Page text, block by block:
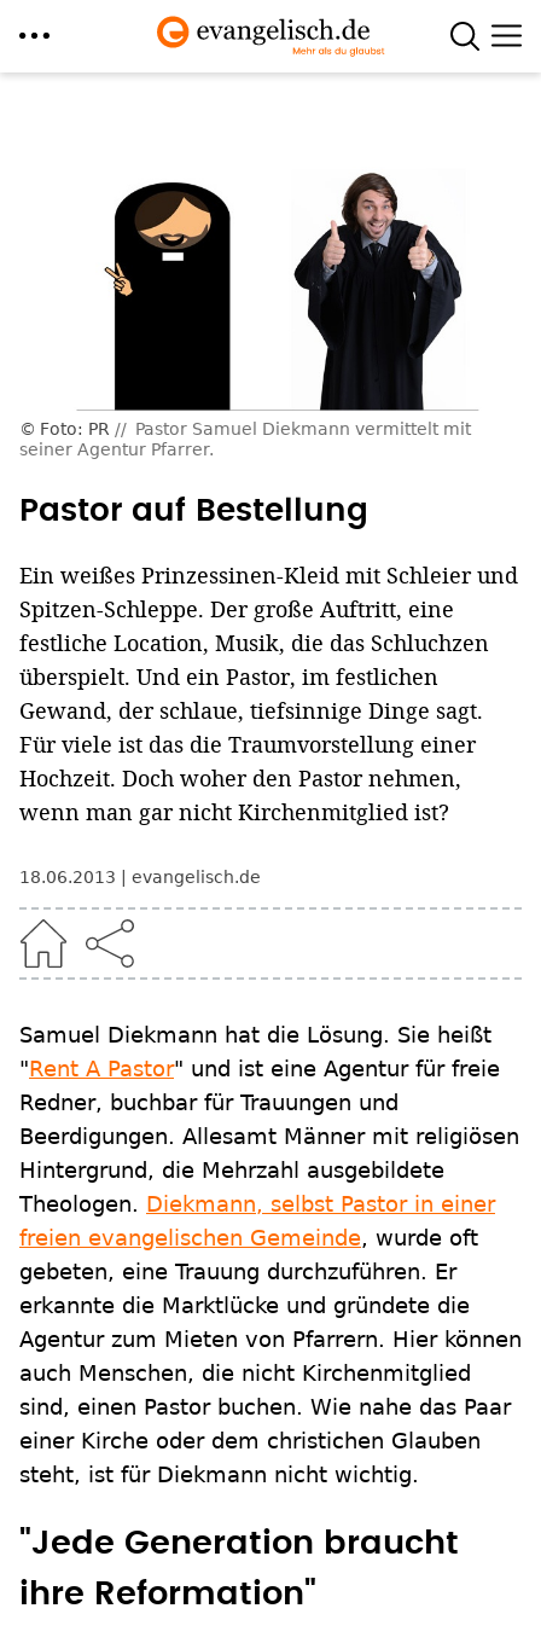
Foto: PR
Pastor Samuel Diekmann vermittelt mit
seiner Agentur Pfarrer.
Pastor auf Bestellung
Ein weißes Prinzessinen-Kleid mit Schleier und
Spitzen-Schleppe. Der große Auftritt, eine
festliche Location, Musik, die das Schluchzen
überspielt. Und ein Pastor, im festlichen
Gewand, der schlaue, tiefsinnige Dinge sagt.
Für viele ist das die Traumvorstellung einer
Hochzeit. Doch woher den Pastor nehmen,
wenn man gar nicht Kirchenmitglied ist?
18.06.2013 evangelisch.de
Samuel Diekmann hat die Lösung. Sie heißt
"Rent A Pastor" und ist eine Agentur für freie
Redner, buchbar für Trauungen und
Beerdigungen. Allesamt Männer mit religiösen
Hintergrund, die Mehrzahl ausgebildete
Theologen. Diekmann, selbst Pastor in einer
freien evangelischen Gemeinde, wurde oft
gebeten, eine Trauung durchzuführen. Er
erkannte die Marktlücke und gründete die
Agentur zum Mieten von Pfarrern. Hier können
auch Menschen, die nicht Kirchenmitglied
sind, einen Pastor buchen. Wie nahe das Paar
einer Kirche oder dem christichen Glauben
steht, ist für Diekmann nicht wichtig.
"Jede Generation braucht
ihre Reformation"